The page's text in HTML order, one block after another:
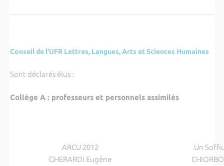
Conseil de l’UFR Lettres, Langues, Arts et Sciences Humaines
Sont déclarés élus :
Collège A : professeurs et personnels assimilés
ARCU 2012
Un
GHERARDI Eugène